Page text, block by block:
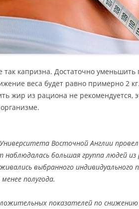
так капризна. Достаточно
веса будет равно примерно 2
жир из рациона не рекомендуется,
Восточной Англии
наблюдалась большая группа людей
выбранного индивидуального
полугода.
показателей по